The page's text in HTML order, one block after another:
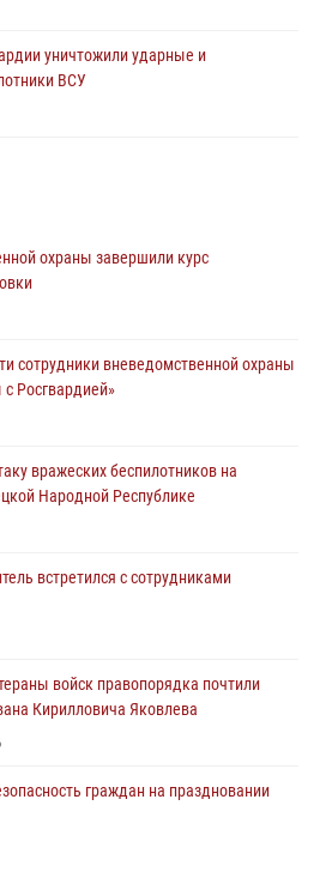
уничтожили ударные и
ВСУ
граждан в День Лев-
БПЛА ВСУ на южном направлении
порядка во время проведения
охраны завершили курс
сотрудники вневедомственной охраны
Росгвардией»
вражеских беспилотников на
Народной Республике
встретился с сотрудниками
войск правопорядка почтили
Кирилловича Яковлева
граждан на праздновании